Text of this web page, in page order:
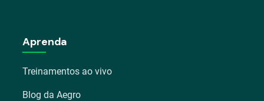
Aprenda
Treinamentos ao vivo
Blog da Aegro